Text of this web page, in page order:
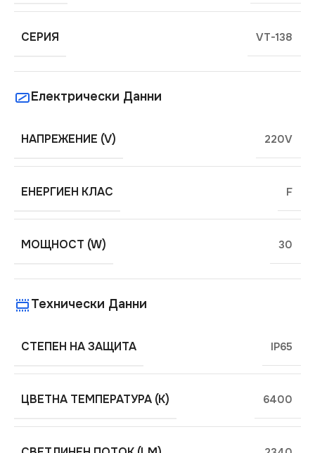
СЕРИЯ VT-138
Електрически Данни
НАПРЕЖЕНИЕ (V) 220V
ЕНЕРГИЕН КЛАС F
МОЩНОСТ (W) 30
Технически Данни
СТЕПЕН НА ЗАЩИТА IP65
ЦВЕТНА ТЕМПЕРАТУРА (K) 6400